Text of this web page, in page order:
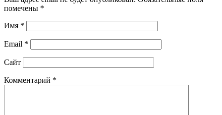
помечены *
Имя *
Email *
Сайт
Комментарий *